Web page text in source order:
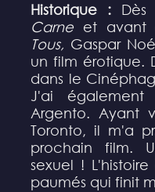
Historique :
Carne et avant
Tous, Gaspar
un film érotique.
dans le
J'ai
Argento. Ayant
Toronto, il m'a
prochain film.
sexuel !
paumés qui finit